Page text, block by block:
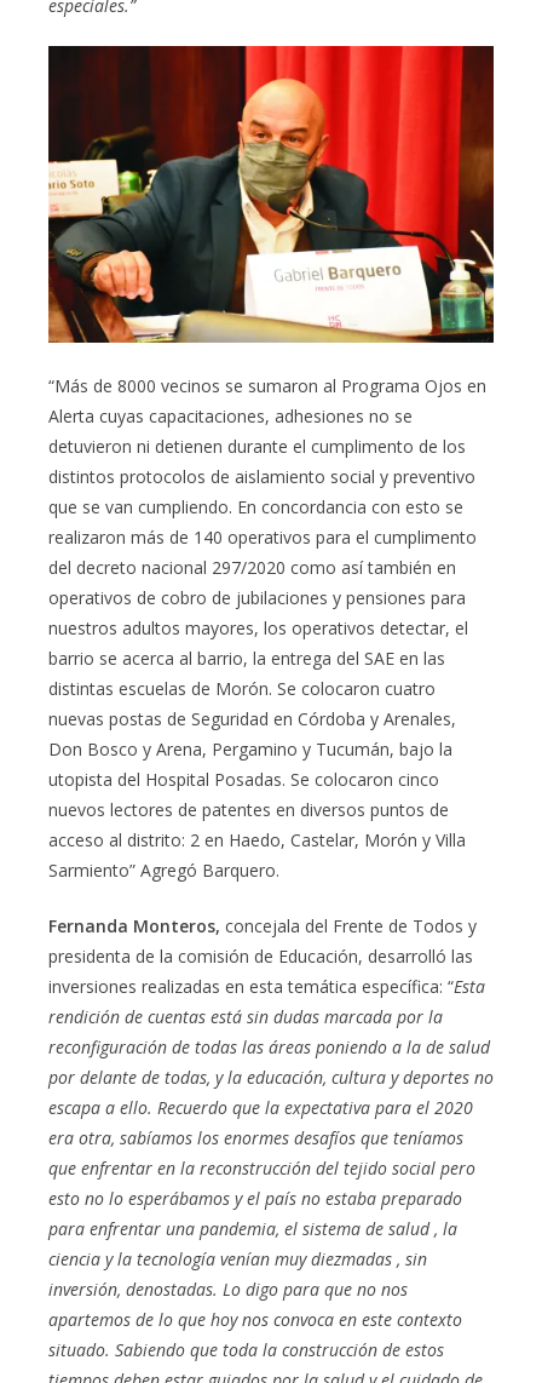
especiales.”
“Más de 8000 vecinos se sumaron al Programa Ojos en
Alerta cuyas capacitaciones, adhesiones no se
detuvieron ni detienen durante el cumplimento de los
distintos protocolos de aislamiento social y preventivo
que se van cumpliendo. En concordancia con esto se
realizaron más de 140 operativos para el cumplimento
del decreto nacional 297/2020 como así también en
operativos de cobro de jubilaciones y pensiones para
nuestros adultos mayores, los operativos detectar, el
barrio se acerca al barrio, la entrega del SAE en las
distintas escuelas de Morón. Se colocaron cuatro
nuevas postas de Seguridad en Córdoba y Arenales,
Don Bosco y Arena, Pergamino y Tucumán, bajo la
utopista del Hospital Posadas. Se colocaron cinco
nuevos lectores de patentes en diversos puntos de
acceso al distrito: 2 en Haedo, Castelar, Morón y Villa
Sarmiento” Agregó Barquero.
Fernanda Monteros, concejala del Frente de Todos y
presidenta de la comisión de Educación, desarrolló las
inversiones realizadas en esta temática específica: “Esta
rendición de cuentas está sin dudas marcada por la
reconfiguración de todas las áreas poniendo a la de salud
por delante de todas, y la educación, cultura y deportes no
escapa a ello. Recuerdo que la expectativa para el 2020
era otra, sabíamos los enormes desafíos que teníamos
que enfrentar en la reconstrucción del tejido social pero
esto no lo esperábamos y el país no estaba preparado
para enfrentar una pandemia, el sistema de salud , la
ciencia y la tecnología venían muy diezmadas , sin
inversión, denostadas. Lo digo para que no nos
apartemos de lo que hoy nos convoca en este contexto
situado. Sabiendo que toda la construcción de estos